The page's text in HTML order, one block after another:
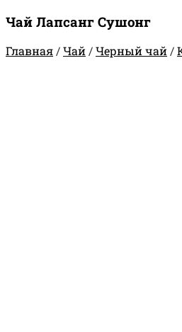
Чай Лапсанг Сушонг
Главная/Чай/Черный чай/